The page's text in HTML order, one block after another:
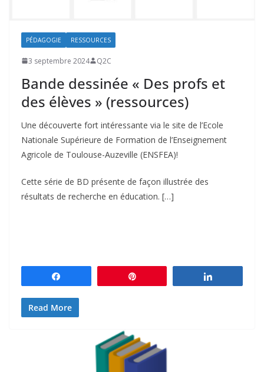
PÉDAGOGIE RESSOURCES
3 septembre 2024 Q2C
Bande dessinée « Des profs et
des élèves » (ressources)
Une découverte fort intéressante via le site de l’Ecole
Nationale Supérieure de Formation de l’Enseignement
Agricole de Toulouse-Auzeville (ENSFEA)!
Cette série de BD présente de façon illustrée des
résultats de recherche en éducation. […]
Read More